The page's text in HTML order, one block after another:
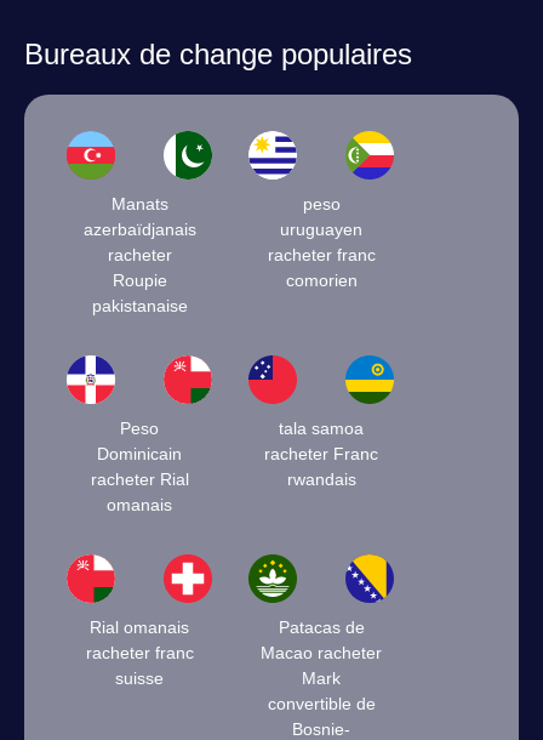
Bureaux de change populaires
Manats
azerbaïdjanais
racheter
Roupie
pakistanaise
peso
uruguayen
racheter franc
comorien
Peso
Dominicain
racheter Rial
omanais
tala samoa
racheter Franc
rwandais
Rial omanais
racheter franc
suisse
Patacas de
Macao racheter
Mark
convertible de
Bosnie-